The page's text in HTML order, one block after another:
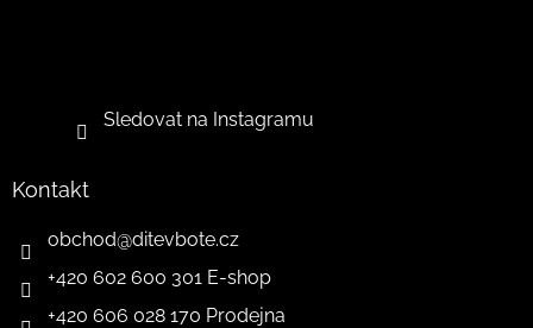
Sledovat na Instagramu
Kontakt
obchod@ditevbote.cz
+420 602 600 301 E-shop
+420 606 028 170 Prodejna